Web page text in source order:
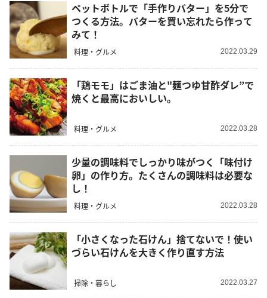
ペットボトルで「手作りバター」を5分で
つくる方法。バターを買い忘れたら作って
みて！
料理・グルメ 2022.03.29
「鶏モモ」はごま油と"麺つゆ甘酢ダレ”で
焼くと最高においしい。
料理・グルメ 2022.03.28
少量の調味料でしっかり味がつく「味付け
卵」の作り方。たくさんの調味料は必要な
し！
料理・グルメ 2022.03.28
「小さくなった石けん」捨てないで！使い
づらい石けんを大きく作り直す方法
掃除・暮らし 2022.03.27